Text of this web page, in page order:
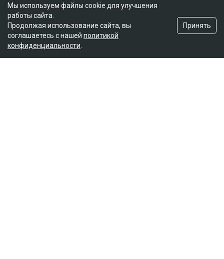
Мы используем файлы cookie для улучшения
работы сайта.
Продолжая использование сайта, вы
соглашаетесь с нашей политикой
конфиденциальности
Принять